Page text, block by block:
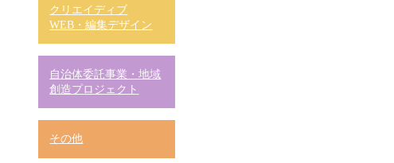
クリエイディブ
WEB・編集デザイン
自治体委託事業・地域
創造プロジェクト
その他